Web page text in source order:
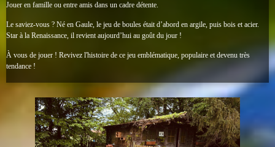
Jouer en famille ou entre amis dans un cadre détente.
Le saviez-vous ? Né en Gaule, le jeu de boules était d’abord en argile, puis bois et acier.
Star à la Renaissance, il revient aujourd’hui au goût du jour !
À vous de jouer ! Revivez l'histoire de ce jeu emblématique, populaire et devenu très
tendance !